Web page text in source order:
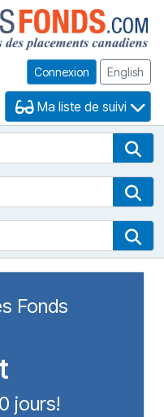
Connexion English
Ma liste de suivi
Fonds
jours!